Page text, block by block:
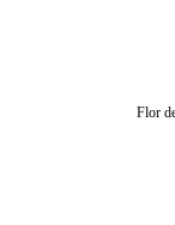
Flor